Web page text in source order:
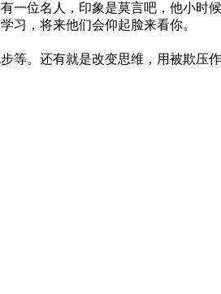
一位名人，印象是莫言吧，他小
习，将来他们会仰起脸来看你。
等。还有就是改变思维，用被欺压